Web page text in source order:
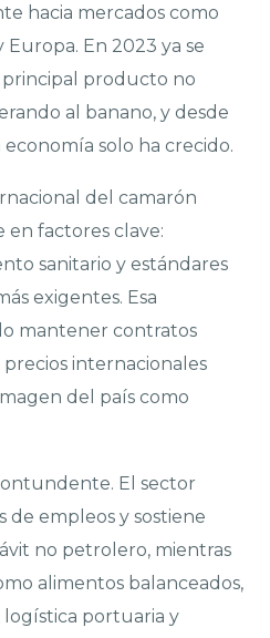
hacia mercados como
Europa. En 2023 ya se
producto no
al banano, y desde
solo ha crecido.
del camarón
en factores clave:
sanitario y estándares
exigentes. Esa
mantener contratos
internacionales
del país como
El sector
de empleos y sostiene
no petrolero, mientras
alimentos balanceados,
portuaria y